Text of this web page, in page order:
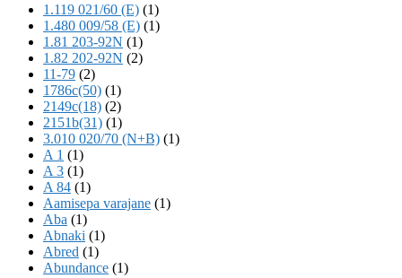
1.119 021/60 (E) (1)
1.480 009/58 (E) (1)
1.81 203-92N (1)
1.82 202-92N (2)
11-79 (2)
1786c(50) (1)
2149c(18) (2)
2151b(31) (1)
3.010 020/70 (N+B) (1)
A 1 (1)
A 3 (1)
A 84 (1)
Aamisepa varajane (1)
Aba (1)
Abnaki (1)
Abred (1)
Abundance (1)